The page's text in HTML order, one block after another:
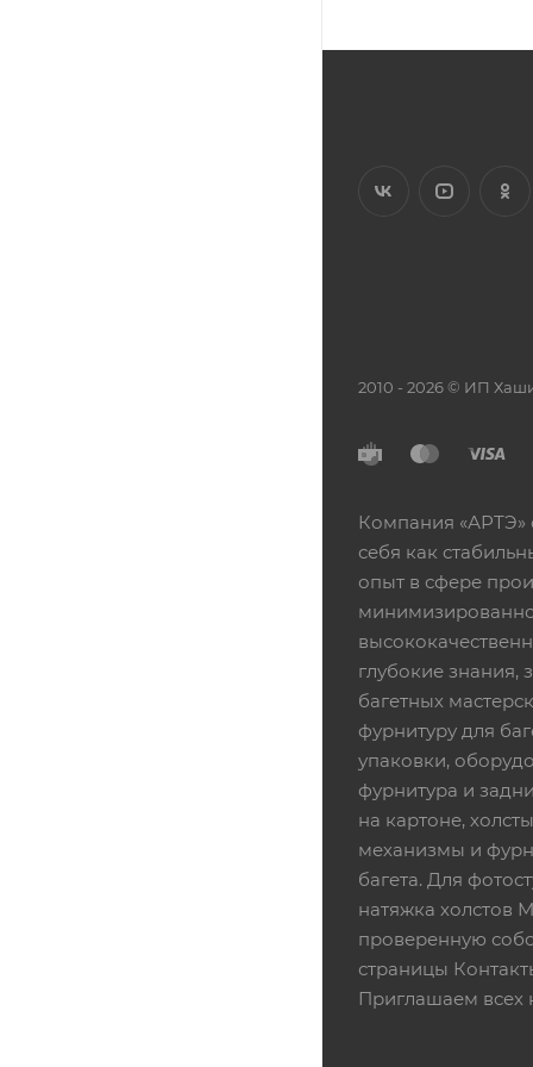
2010 - 2026 © ИП
Компания «АРТЭ»
себя как
опыт в сфере
глубокие
багетных
фурнитуру для
упаковки,
фурнитура и
на картоне,
механизмы и
багета. Для
натяжка холстов
проверенную
страницы
Приглашаем всех